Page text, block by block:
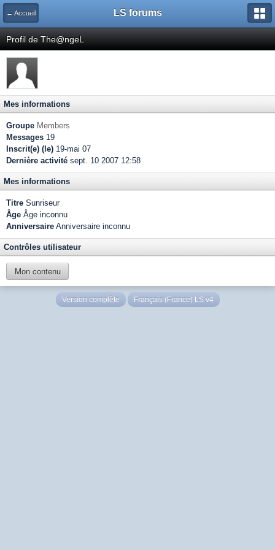
← Accueil LS forums
Profil de The@ngeL
Mes informations
Groupe Members
Messages 19
Inscrit(e) (le) 19-mai 07
Dernière activité sept. 10 2007 12:58
Mes informations
Titre Sunriseur
Âge Âge inconnu
Anniversaire Anniversaire inconnu
Contrôles utilisateur
Mon contenu
Version complète Français (France) LS v4